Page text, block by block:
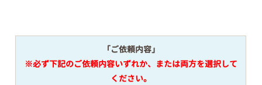
「ご依頼内容」
※必ず下記のご依頼内容いずれか、または両方を選択して
ください。